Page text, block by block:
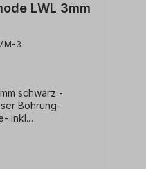
LWL 3mm
3
schwarz -
Bohrung-
inkl.